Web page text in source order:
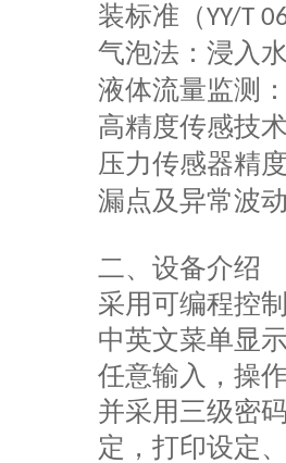
装标准（YY/T
气泡法 ：浸入
液体流量监测
高精度传感技
压力传感器精
漏点及异常波
二、设备介绍
采用可编程控
中英文菜单显
任意输入，操
并采用三级密
定，打印设定